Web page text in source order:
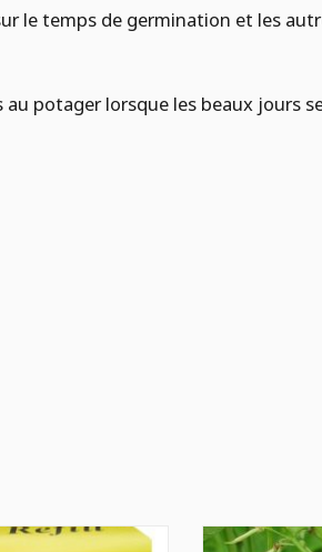
le temps de germination et les
potager lorsque les beaux jours